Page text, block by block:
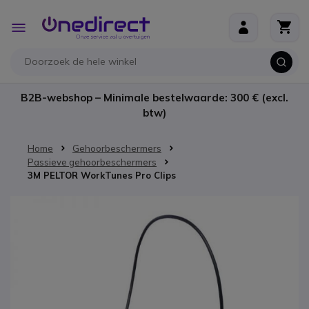
Toggle
Nav
B2B-webshop – Minimale bestelwaarde: 300 € (excl.
btw)
Home
Gehoorbeschermers
Passieve gehoorbeschermers
3M PELTOR WorkTunes Pro Clips